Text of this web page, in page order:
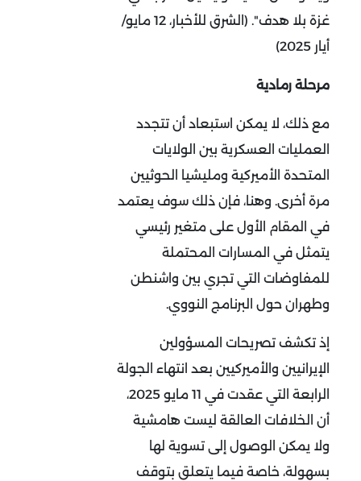
غزة بلا هدف". (الشرق للأخبار، 12 مايو/
أيار 2025)
مرحلة رمادية
مع ذلك، لا يمكن استبعاد أن تتجدد
العمليات العسكرية بين الولايات
المتحدة الأميركية ومليشيا الحوثيين
مرة أخرى. وهنا، فإن ذلك سوف يعتمد
في المقام الأول على متغير رئيسي
يتمثل في المسارات المحتملة
للمفاوضات التي تجري بين واشنطن
وطهران حول البرنامج النووي.
إذ تكشف تصريحات المسؤولين
الإيرانيين والأميركيين بعد انتهاء الجولة
الرابعة التي عقدت في 11 مايو 2025،
أن الخلافات العالقة ليست هامشية
ولا يمكن الوصول إلى تسوية لها
بسهولة، خاصة فيما يتعلق بتوقف